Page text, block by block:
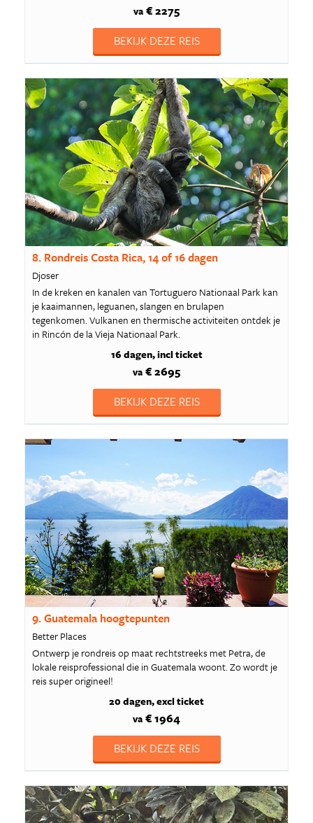
va € 2275
BEKIJK DEZE REIS
8. Rondreis Costa Rica, 14 of 16 dagen
Djoser
In de kreken en kanalen van Tortuguero Nationaal Park kan
je kaaimannen, leguanen, slangen en brulapen
tegenkomen. Vulkanen en thermische activiteiten ontdek je
in Rincón de la Vieja Nationaal Park.
16 dagen incl ticket
va € 2695
BEKIJK DEZE REIS
9. Guatemala hoogtepunten
Better Places
Ontwerp je rondreis op maat rechtstreeks met Petra, de
lokale reisprofessional die in Guatemala woont. Zo wordt je
reis super origineel!
20 dagen excl ticket
va € 1964
BEKIJK DEZE REIS